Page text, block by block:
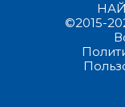
©2015-